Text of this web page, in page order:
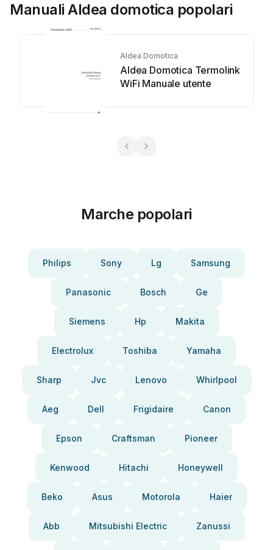
Manuali Aldea domotica popolari
Aldea Domotica
Aldea Domotica Termolink
WiFi Manuale utente
Marche popolari
Philips Sony Lg Samsung
Panasonic Bosch Ge
Siemens Hp Makita
Electrolux Toshiba Yamaha
Sharp Jvc Lenovo Whirlpool
Aeg Dell Frigidaire Canon
Epson Craftsman Pioneer
Kenwood Hitachi Honeywell
Beko Asus Motorola Haier
Abb Mitsubishi Electric Zanussi